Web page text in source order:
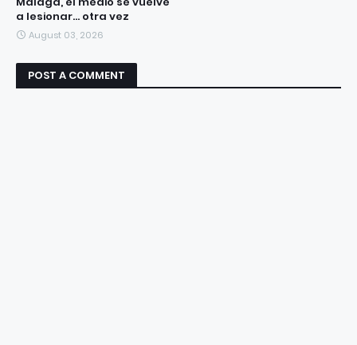
a lesionar... otra vez
August 03, 2026
POST A COMMENT